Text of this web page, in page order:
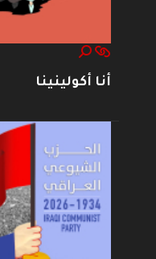
أنا أكولينينا